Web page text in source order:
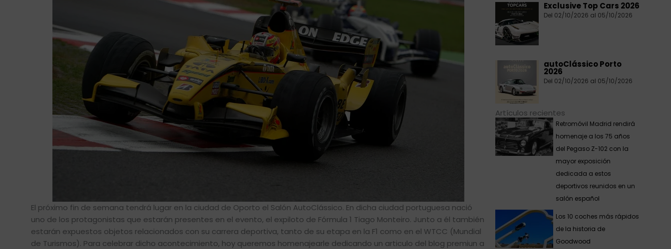
El próximo fin de semana tendrá lugar en la ciudad de Oporto el Salón AutoClássico. En dicha ciudad portuguesa nació
uno de los protagonistas que estarán presentes en el evento, el expiloto de Fórmula 1 Tiago Monteiro. Junto a él también
estarán expuestos objetos relacionados con su carrera deportiva, tanto de su etapa en la F1 como en el WTCC (Mundial
de Turismos). Para celebrar dicho acontecimiento, hoy queremos homenajearle dedicando un articulo del blog premiun a
Exclusive Top Cars 2026
Del 02/10/2026 al 05/10/2026
autoClássico Porto
2026
Del 02/10/2026 al 05/10/2026
Artículos recientes
Retromóvil Madrid rendirá
homenaje a los 75 años
del Pegaso Z-102 con la
mayor exposición
dedicada a estos
deportivos reunidos en un
salón español
Los 10 coches más rápidos
de la historia de
Goodwood